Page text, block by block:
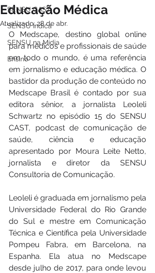
SENSU CAST
SENSU Indica
SENSU na Mídia
Ensino
Educação Médica
Atualizado:28 de abr.
O Medscape, destino global online
para médicos e profissionais de saúde
em todo o mundo, é uma referência
em jornalismo e educação médica. O
bastidor da produção de conteúdo no
Medscape Brasil é contado por sua
editora sênior, a jornalista Leoleli
Schwartz no episódio 15 do SENSU
CAST, podcast de comunicação de
saúde, ciência e educação
apresentado por Moura Leite Netto,
jornalista e diretor da SENSU
Consultoria de Comunicação.
Leoleli é graduada em jornalismo pela
Universidade Federal do Rio Grande
do Sul e mestre em Comunicação
Técnica e Científica pela Universidade
Pompeu Fabra, em Barcelona, na
Espanha. Ela atua no Medscape
desde julho de 2017, para onde levou